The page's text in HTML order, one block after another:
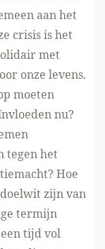
aan het
crisis is het
met
onze levens.
moeten
nu?
tegen het
Hoe
zijn van
termijn
tijd vol